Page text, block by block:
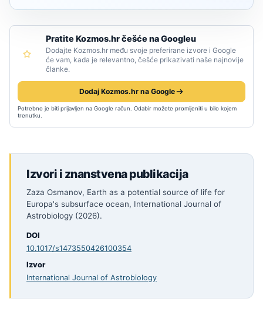
Pratite Kozmos.hr češće na Googleu
Dodajte Kozmos.hr među svoje preferirane izvore i Google
će vam, kada je relevantno, češće prikazivati naše najnovije
članke.
Dodaj Kozmos.hr na Google
Potrebno je biti prijavljen na Google račun. Odabir možete promijeniti u bilo kojem
trenutku.
Izvori i znanstvena publikacija
Zaza Osmanov, Earth as a potential source of life for
Europa's subsurface ocean, International Journal of
Astrobiology (2026).
DOI
10.1017/s1473550426100354
Izvor
International Journal of Astrobiology